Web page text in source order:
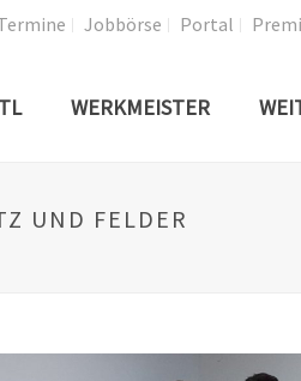
Jobbörse Portal
WERKMEISTER
UND FELDER